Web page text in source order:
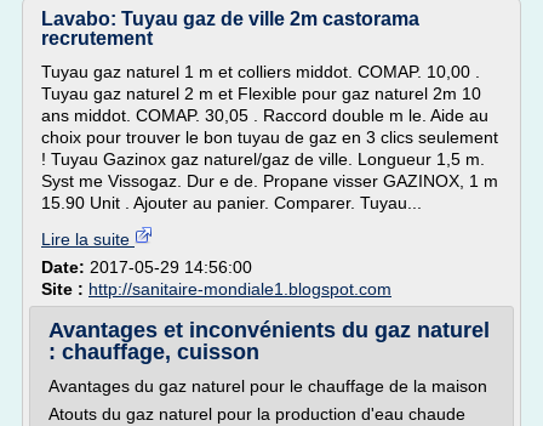
Lavabo: Tuyau gaz de ville 2m castorama
recrutement
Tuyau gaz naturel 1 m et colliers middot. COMAP. 10,00 .
Tuyau gaz naturel 2 m et Flexible pour gaz naturel 2m 10
ans middot. COMAP. 30,05 . Raccord double m le. Aide au
choix pour trouver le bon tuyau de gaz en 3 clics seulement
! Tuyau Gazinox gaz naturel/gaz de ville. Longueur 1,5 m.
Syst me Vissogaz. Dur e de. Propane visser GAZINOX, 1 m
15.90 Unit . Ajouter au panier. Comparer. Tuyau...
Lire la suite
Date: 2017-05-29 14:56:00
Site : http://sanitaire-mondiale1.blogspot.com
Avantages et inconvénients du gaz naturel
: chauffage, cuisson
Avantages du gaz naturel pour le chauffage de la maison
Atouts du gaz naturel pour la production d'eau chaude